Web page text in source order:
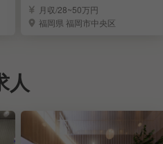
ンスタッフ
月収/28~50万円
福岡県 福岡市中央区
人